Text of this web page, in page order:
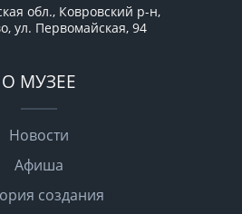
обл., Ковровский р-н,
ул. Первомайская, 94
О МУЗЕЕ
Новости
Афиша
создания